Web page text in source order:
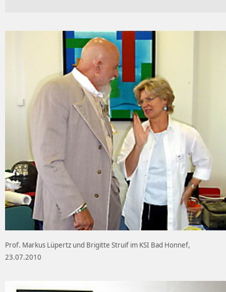
Prof. Markus Lüpertz und Brigitte Struif im KSI Bad Honnef,
23.07.2010